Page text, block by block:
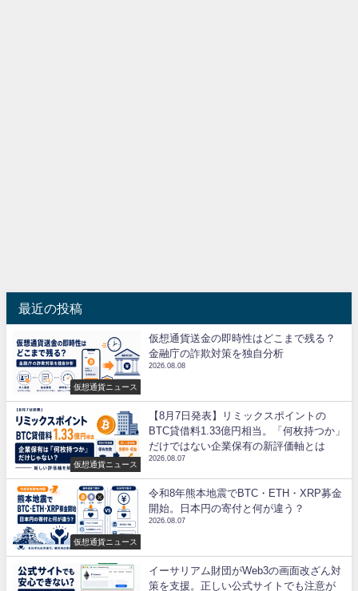
最近の投稿
仮想通貨ニュース
仮想通貨送金の即時性はどこまで残る？
金融庁の詐欺対策を独自分析
2026.08.08
仮想通貨ニュース
【8月7日発表】リミックスポイントの
BTC貸借料1.33億円相当。「何枚持つか」
だけではない企業保有の新評価軸とは
2026.08.07
仮想通貨ニュース
令和8年熊本地震でBTC・ETH・XRP募金
開始。日本円の寄付と何が違う？
2026.08.07
イーサリアム財団がWeb3の画面改ざん対
策を支援。正しい公式サイトでも注意が